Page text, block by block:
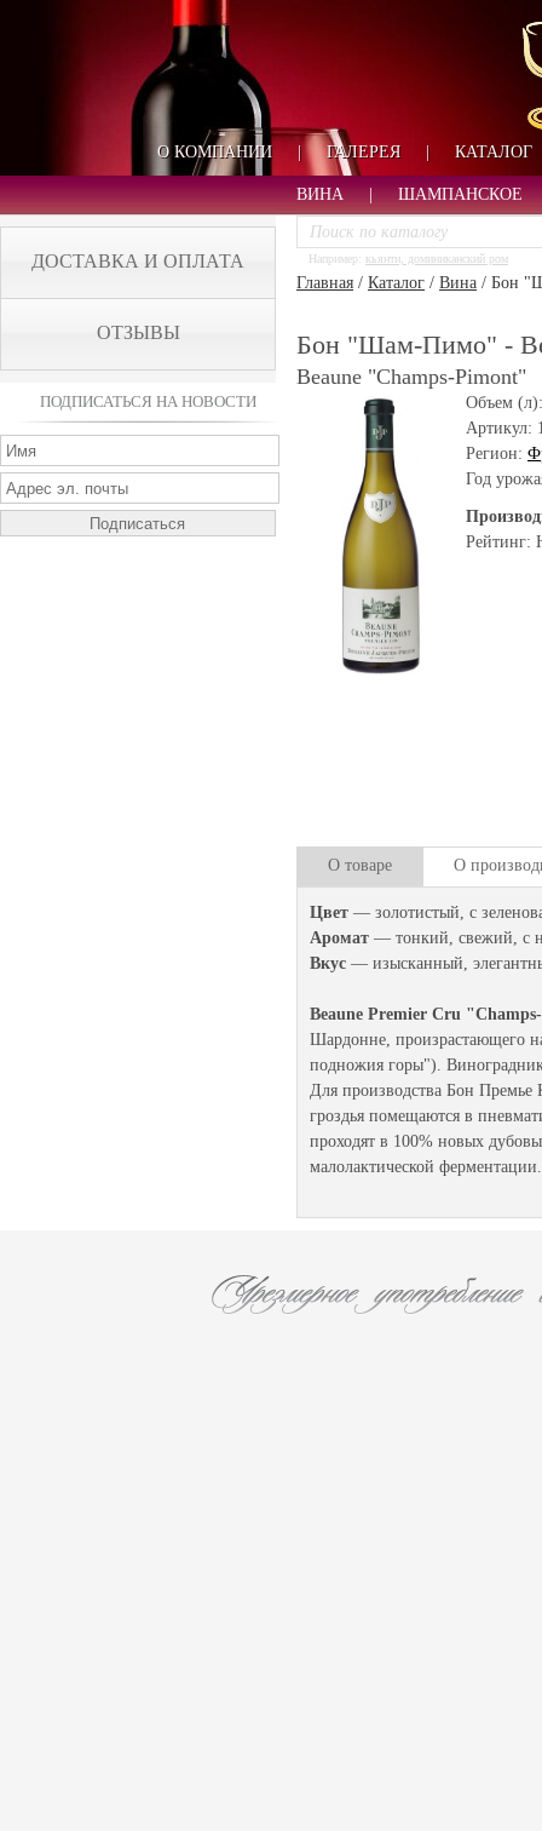
О КОМПАНИИ | ГАЛЕРЕЯ | КАТАЛОГ
ВИНА ШАМПАНСКОЕ
ДОСТАВКА И ОПЛАТА
ОТЗЫВЫ
ПОДПИСАТЬСЯ НА НОВОСТИ
Например: кьянти, доминиканский ром
Главная / Каталог / Вина / Бон
Бон "Шам-Пимо" -
Beaune "Champs-Pimont"
Объем
Артикул:
Регион:
Год
Рейтинг:
О товаре О
Цвет — золотистый, с
Аромат — тонкий, свежий, с
Вкус — изысканный,
Beaune Premier Cru
Шардонне, произрастающего
подножия горы").
Для производства Бон
гроздья помещаются в
проходят в 100% новых
малолактической